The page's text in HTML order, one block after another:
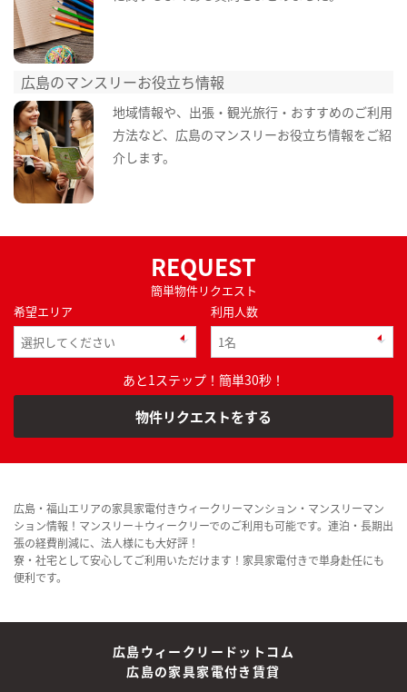
広島のマンスリーお役立ち情報
地域情報や、出張・観光旅行・おすすめのご利用
方法など、広島のマンスリーお役立ち情報をご紹
介します。
REQUEST
簡単物件リクエスト
希望エリア
利用人数
あと1ステップ！簡単30秒！
物件リクエストをする
広島・福山エリアの家具家電付きウィークリーマンション・マンスリーマン
ション情報！マンスリー＋ウィークリーでのご利用も可能です。連泊・長期出
張の経費削減に、法人様にも大好評！
寮・社宅として安心してご利用いただけます！家具家電付きで単身赴任にも
便利です。
広島ウィークリードットコム
広島の家具家電付き賃貸